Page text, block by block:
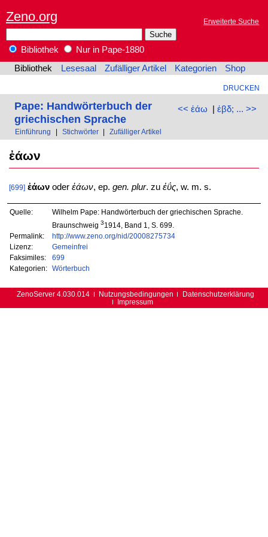
Zeno.org Erweiterte Suche
Bibliothek
Nur in Pape-1880
Bibliothek
Lesesaal Zufälliger Artikel Kategorien Shop
DRUCKEN
<< ἐάω | ἑβδ; ... >>
Pape: Handwörterbuch der
griechischen Sprache
Einführung Stichwörter Zufälliger Artikel
ἐάων
[699] ἐάωνoder ἑάων, ep. gen. plur. zu ἐΰς, w. m. s.
Quelle:
Wilhelm Pape: Handwörterbuch der griechischen Sprache.
Braunschweig 31914, Band 1, S. 699.
Permalink:
http://www.zeno.org/nid/20008275734
Lizenz:
Gemeinfrei
Faksimiles:
699
Kategorien:
Wörterbuch
ZenoServer 4.030.014 Nutzungsbedingungen
Datenschutzerklärung
Impressum